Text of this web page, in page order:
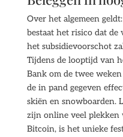
Over het algemeen
bestaat het risico dat de
het subsidievoorschot
Tijdens de looptijd van
Bank om de twee
de in pand gegeven
skiën en snowboarden.
zijn online veel plekken
Bitcoin, is het unieke